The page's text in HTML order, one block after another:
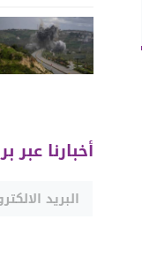
أخبارنا عبر